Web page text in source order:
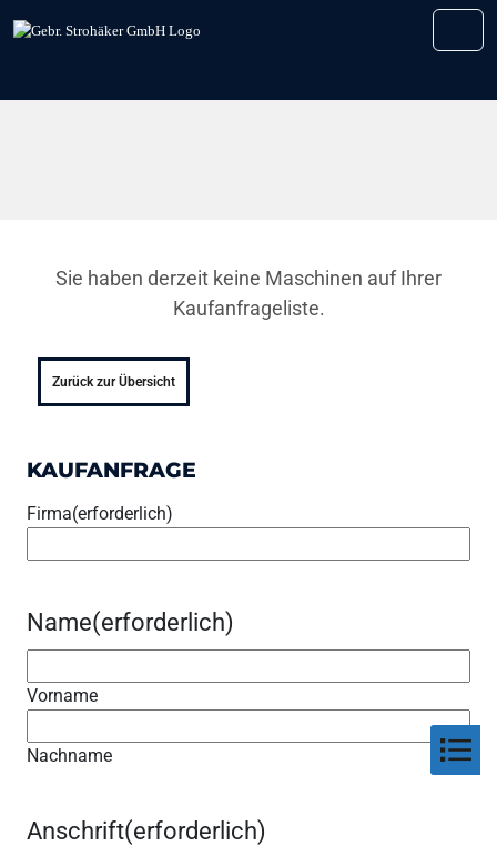
Sie haben derzeit keine Maschinen auf Ihrer
Kaufanfrageliste.
Zurück zur Übersicht
KAUFANFRAGE
Firma(erforderlich)
Name(erforderlich)
Vorname
Nachname
Anschrift(erforderlich)